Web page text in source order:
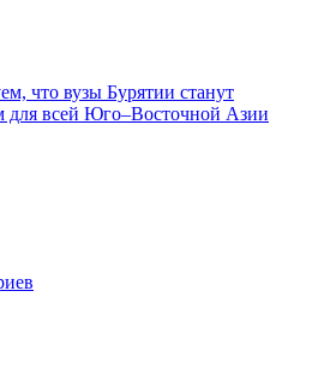
что вузы Бурятии станут
для всей Юго–Восточной Азии